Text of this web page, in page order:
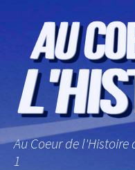
Au Coeur de l'Histoire
1